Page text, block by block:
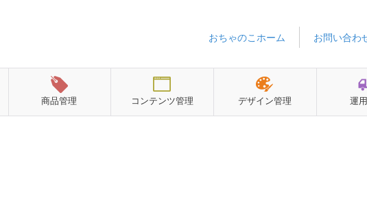
おちゃのこホーム お問い合わ
商品管理 コンテンツ管理 デザイン管理 運